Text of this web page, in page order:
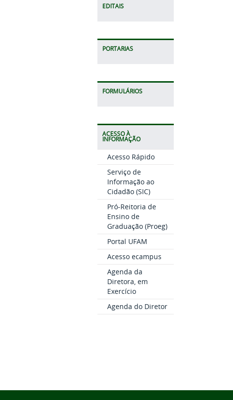
EDITAIS
PORTARIAS
FORMULÁRIOS
ACESSO À
INFORMAÇÃO
Acesso Rápido
Serviço de
Informação ao
Cidadão (SIC)
Pró-Reitoria de
Ensino de
Graduação (Proeg)
Portal UFAM
Acesso ecampus
Agenda da
Diretora, em
Exercício
Agenda do Diretor